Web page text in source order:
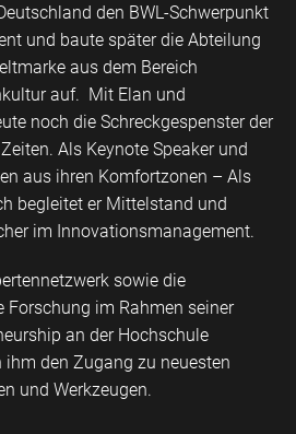
den BWL-Schwerpunkt
und baute später die Abteilung
aus dem Bereich
auf. Mit Elan und
noch die Schreckgespenster der
Als Keynote Speaker und
aus ihren Komfortzonen – Als
begleitet er Mittelstand und
im Innovationsmanagement.
sowie die
Forschung im Rahmen seiner
an der Hochschule
ihm den Zugang zu neuesten
und Werkzeugen.